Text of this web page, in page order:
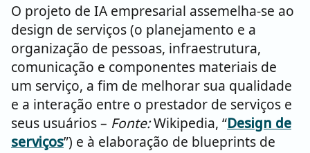
O projeto de IA empresarial assemelha-se ao
design de serviços (o planejamento e a
organização de pessoas, infraestrutura,
comunicação e componentes materiais de
um serviço, a fim de melhorar sua qualidade
e a interação entre o prestador de serviços e
seus usuários – Fonte:Wikipedia, “Design de
serviços”) e à elaboração de blueprints de